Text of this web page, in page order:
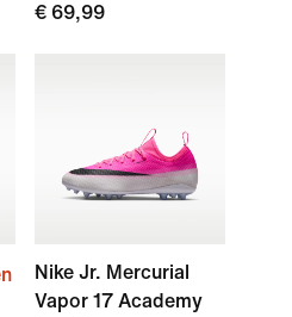
€ 69,99
Nike Jr. Mercurial
Vapor 17 Academy